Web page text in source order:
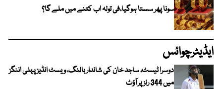
سونا پھر سستا ہوگیا،فی تولہ اب کتنے میں ملے گا؟
ایڈیٹرچوائس
دوسرا ٹیسٹ، ساجد خان کی شاندار بالنگ، ویسٹ انڈیز پہلی اننگز
میں 344 رنز پر آؤٹ